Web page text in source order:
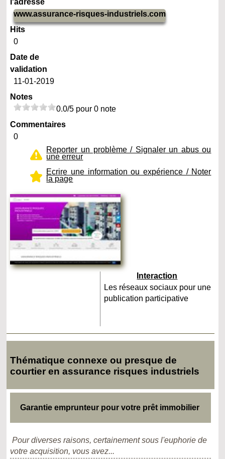
l'adresse
www.assurance-risques-industriels.com
Hits
0
Date de
validation
11-01-2019
Notes
0.0/5 pour 0 note
Commentaires
0
Reporter un problème / Signaler un abus ou
une erreur
Ecrire une information ou expérience / Noter
la page
Interaction
Les réseaux sociaux pour une
publication participative
Thématique connexe ou presque de
courtier en assurance risques industriels
Garantie emprunteur pour votre prêt immobilier
Pour diverses raisons, certainement sous l'euphorie de
votre acquisition, vous avez...